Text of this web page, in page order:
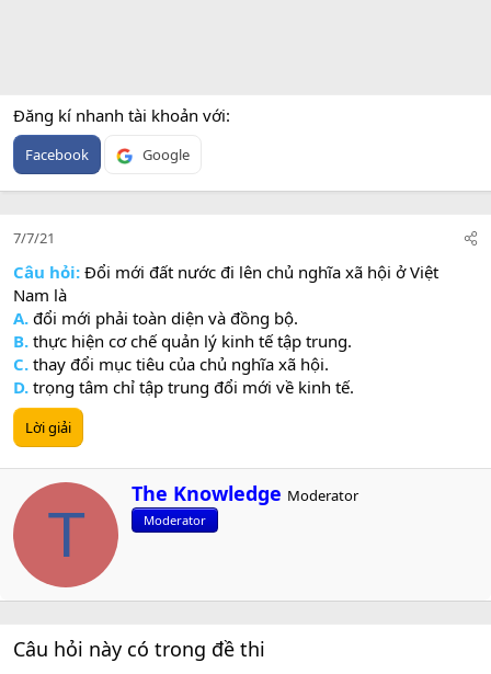
Đăng kí nhanh tài khoản với
Facebook Google
7/7/21
Câu hỏi: Đổi mới đất nước đi lên chủ nghĩa xã hội ở Việt
Nam là
A. đổi mới phải toàn diện và đồng bộ.
B. thực hiện cơ chế quản lý kinh tế tập trung.
C. thay đổi mục tiêu của chủ nghĩa xã hội.
D. trọng tâm chỉ tập trung đổi mới về kinh tế.
Lời giải
T
W
r
i
n
y
The Knowledge Moderator
Moderator
Câu hỏi này có trong đề thi